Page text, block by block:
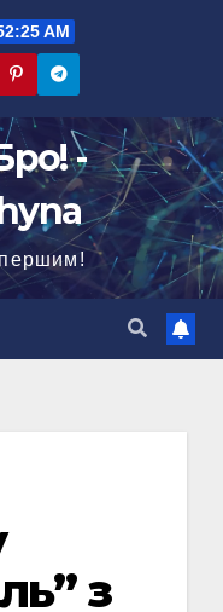
AM
-
з